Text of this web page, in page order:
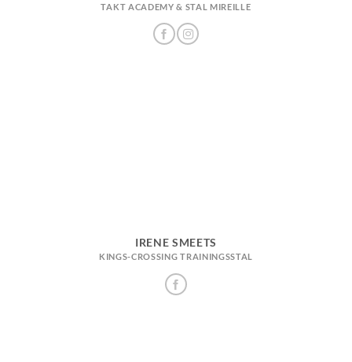
TAKT ACADEMY & STAL MIREILLE
IRENE SMEETS
KINGS-CROSSING TRAININGSSTAL